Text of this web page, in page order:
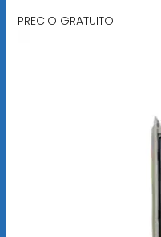
PRECIO GRATUITO